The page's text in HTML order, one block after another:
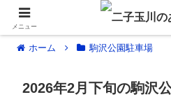
ホーム 駒沢公園駐車場
2026年2月下旬の駒沢
メニュー